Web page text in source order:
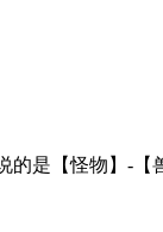
是【怪物】-【